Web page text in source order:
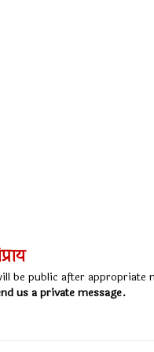
be public after appropriate
us a private message.